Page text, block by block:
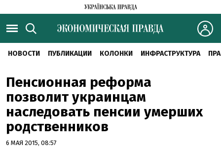
НОВОСТИ ПУБЛИКАЦИИ КОЛОНКИ ИНФРАСТРУКТУРА
Пенсионная реформа
позволит украинцам
наследовать пенсии умерших
родственников
6 МАЯ 2015, 08:57